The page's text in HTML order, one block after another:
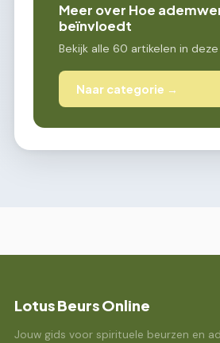
Meer over Hoe
beïnvloedt
Bekijk alle 60 artikelen in
Naar categorie →
Lotus Beurs Online
Jouw gids voor spirituele beurzen en